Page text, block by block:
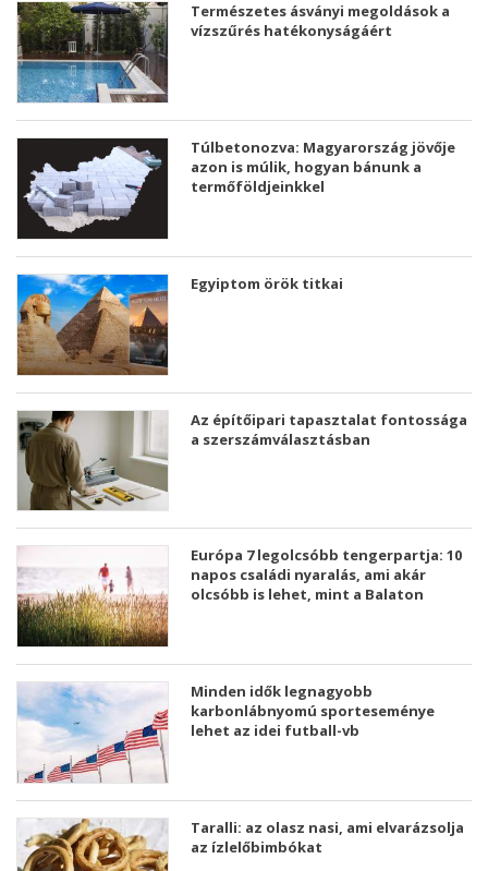
Természetes ásványi megoldások a
vízszűrés hatékonyságáért
Túlbetonozva: Magyarország jövője
azon is múlik, hogyan bánunk a
termőföldjeinkkel
Egyiptom örök titkai
Az építőipari tapasztalat fontossága
a szerszámválasztásban
Európa 7 legolcsóbb tengerpartja: 10
napos családi nyaralás, ami akár
olcsóbb is lehet, mint a Balaton
Minden idők legnagyobb
karbonlábnyomú sporteseménye
lehet az idei futball-vb
Taralli: az olasz nasi, ami elvarázsolja
az ízlelőbimbókat